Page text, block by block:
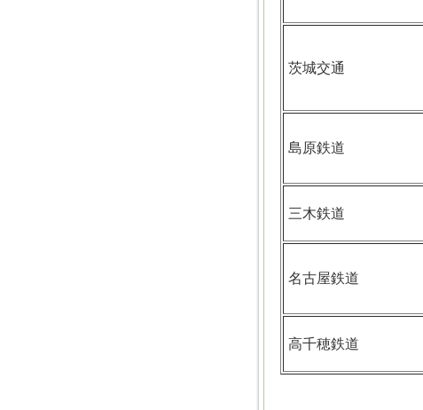
茨城交通
島原鉄道
三木鉄道
名古屋鉄道
高千穂鉄道